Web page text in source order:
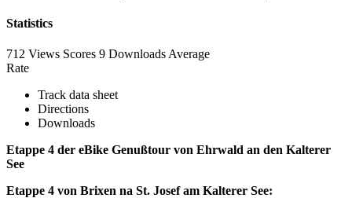
Statistics
712 Views Scores 9 Downloads Average
Rate
Track data sheet
Directions
Downloads
Etappe 4 der eBike Genußtour von Ehrwald an den Kalterer
See
Etappe 4 von Brixen na St. Josef am Kalterer See: